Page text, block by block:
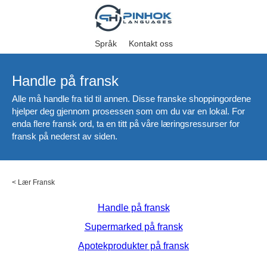
Språk Kontakt oss
Handle på fransk
Alle må handle fra tid til annen. Disse franske shoppingordene
hjelper deg gjennom prosessen som om du var en lokal. For
enda flere fransk ord, ta en titt på våre læringsressurser for
fransk på nederst av siden.
< Lær Fransk
Handle på fransk
Supermarked på fransk
Apotekprodukter på fransk